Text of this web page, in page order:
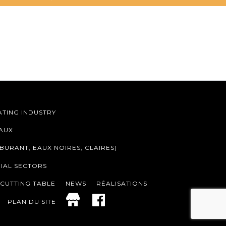
INDUSTRY
EAUX NOIRES, CLAIRES)
SECTORS
TABLE NEWS RÉALISATIONS
PLAN DU SITE